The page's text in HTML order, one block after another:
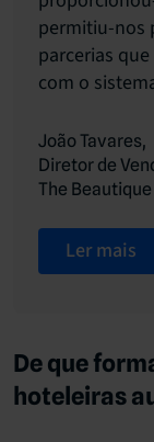
permitiu-nos
parcerias
com o
João Tavares,
Diretor de
The
Ler mais
De que
hoteleiras